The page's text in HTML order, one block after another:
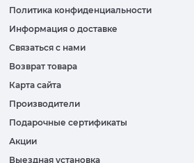
Политика конфиденциальности
Информация о доставке
Связаться с нами
Возврат товара
Карта сайта
Производители
Подарочные сертификаты
Акции
Выездная установка